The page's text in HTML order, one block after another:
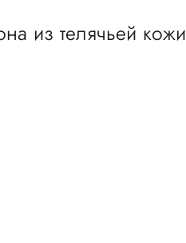
из телячьей кожи